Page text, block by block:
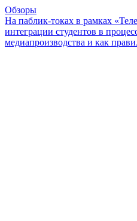
Обзоры
На паблик-токах в рамках
интеграции студентов в
медиапроизводства и как